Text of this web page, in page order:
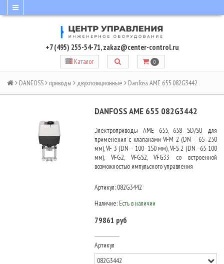
+7 (495) 255-54-71,zakaz@center-control.ru
Каталог 0
DANFOSS приводы двухпозиционные Danfoss AME 655 082G3442
DANFOSS AME 655 082G3442
Электроприводы AME 655, 658 SD/SU для
применения с клапанами VFM 2 (DN = 65–250
мм), VF 3 (DN = 100–150 мм), VFS 2 (DN =65-100
мм), VFG2, VFGS2, VFG33 cо встроенной
возможностью импульсного управления
Артикул: 082G3442
Наличие: Есть в наличии
79861 руб
Артикул